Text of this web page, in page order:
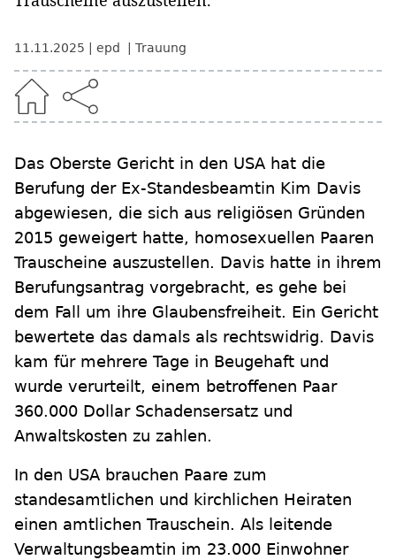
11.11.2025 epd Trauung
Das Oberste Gericht in den USA hat die
Berufung der Ex-Standesbeamtin Kim Davis
abgewiesen, die sich aus religiösen Gründen
2015 geweigert hatte, homosexuellen Paaren
Trauscheine auszustellen. Davis hatte in ihrem
Berufungsantrag vorgebracht, es gehe bei
dem Fall um ihre Glaubensfreiheit. Ein Gericht
bewertete das damals als rechtswidrig. Davis
kam für mehrere Tage in Beugehaft und
wurde verurteilt, einem betroffenen Paar
360.000 Dollar Schadensersatz und
Anwaltskosten zu zahlen.
In den USA brauchen Paare zum
standesamtlichen und kirchlichen Heiraten
einen amtlichen Trauschein. Als leitende
Verwaltungsbeamtin im 23.000 Einwohner